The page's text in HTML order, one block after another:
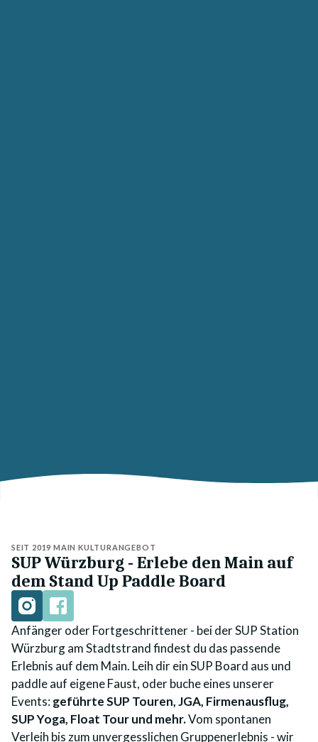
SEIT 2019 MAIN KULTURANGEBOT
SUP Würzburg - Erlebe den Main auf
dem Stand Up Paddle Board
Anfänger oder Fortgeschrittener - bei der SUP Station
Würzburg am Stadtstrand findest du das passende
Erlebnis auf dem Main. Leih dir ein SUP Board aus und
paddle auf eigene Faust, oder buche eines unserer
Events:geführte SUP Touren, JGA, Firmenausflug,
SUP Yoga, Float Tour und mehr.Vom spontanen
Verleih bis zum unvergesslichen Gruppenerlebnis - wir